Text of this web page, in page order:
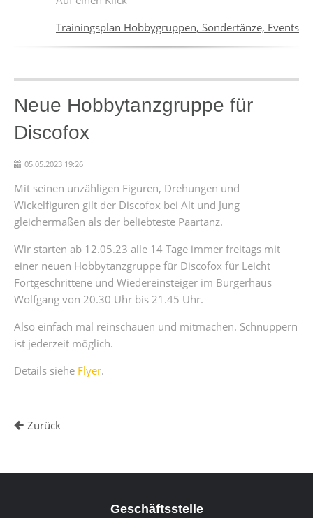
Trainingsplan Hobbygruppen, Sondertänze, Events
Neue Hobbytanzgruppe für
Discofox
05.05.2023 19:26
Mit seinen unzähligen Figuren, Drehungen und
Wickelfiguren gilt der Discofox bei Alt und Jung
gleichermaßen als der beliebteste Paartanz.
Wir starten ab 12.05.23 alle 14 Tage immer freitags mit
einer neuen Hobbytanzgruppe für Discofox für Leicht
Fortgeschrittene und Wiedereinsteiger im Bürgerhaus
Wolfgang von 20.30 Uhr bis 21.45 Uhr.
Also einfach mal reinschauen und mitmachen. Schnuppern
ist jederzeit möglich.
Details siehe Flyer.
Zurück
Geschäftsstelle